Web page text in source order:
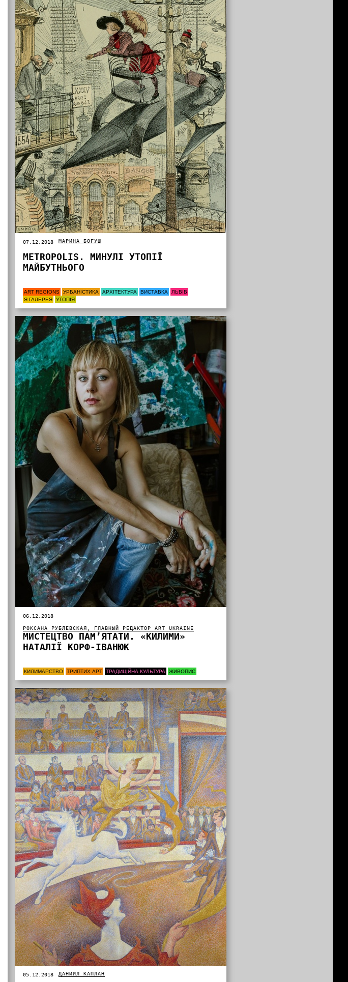
07.12.2018 МАРИНА БОГУШ
METROPOLIS. МИНУЛІ УТОПІЇ
МАЙБУТНЬОГО
ART REGIONS УРБАНІСТИКА АРХІТЕКТУРА ВИСТАВКА
ЛЬВІВ
Я ГАЛЕРЕЯ
УТОПІЯ
06.12.2018
РОКСАНА РУБЛЕВСКАЯ, ГЛАВНЫЙ РЕДАКТОР ART UKRAINE
МИСТЕЦТВО ПАМ’ЯТАТИ. «КИЛИМИ»
НАТАЛІЇ КОРФ-ІВАНЮК
КИЛИМАРСТВО ТРИПТИХ АРТ ТРАДИЦІЙНА КУЛЬТУРА ЖИВОПИС
05.12.2018 ДАНИИЛ КАПЛАН